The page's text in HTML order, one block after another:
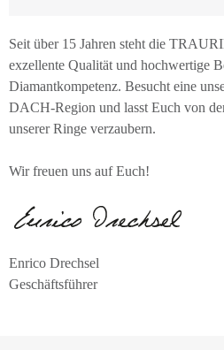
Seit über 15 Jahren steht die
exzellente Qualität und hochwertige
Diamantkompetenz. Besucht eine
DACH-Region und lasst Euch von
unserer Ringe verzaubern.
Wir freuen uns auf Euch!
Enrico Drechsel
Geschäftsführer